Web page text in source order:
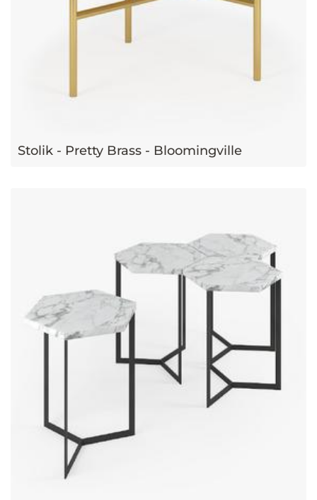
Stolik - Pretty Brass - Bloomingville